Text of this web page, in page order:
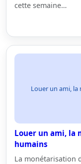
cette semaine…
Louer un ami,
Louer un ami, la
humains
La monétarisation